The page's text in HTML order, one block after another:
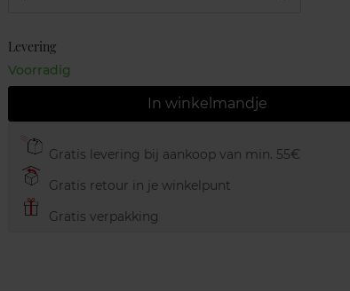
Levering
Voorradig
In winkelmandje
Gratis levering bij aankoop van min. 55€
Gratis retour in je winkelpunt
Gratis verpakking